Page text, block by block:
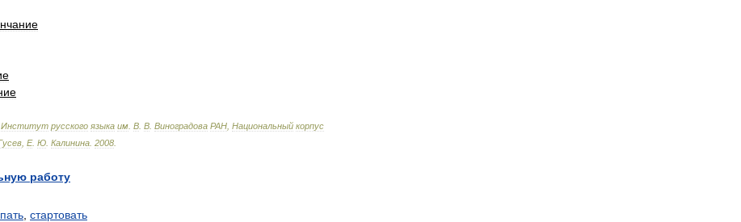
Институт русского языка им В В Виноградова РАН Национальный корпус
Е. Ю Калинина 2008
работу
стартовать